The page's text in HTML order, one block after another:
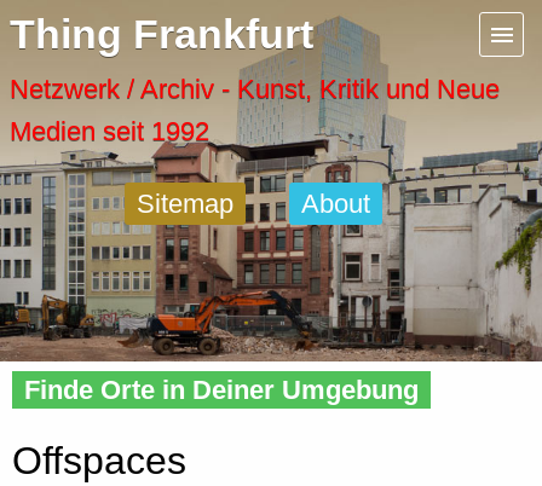
Thing Frankfurt
Netzwerk / Archiv - Kunst, Kritik und Neue
Medien seit 1992
Sitemap About
Home» Offspaces
Finde Orte in Deiner Umgebung
Offspaces
Menu
Artspaces
Cool Places
Frankfurt Diary
Activity
Recent Posts